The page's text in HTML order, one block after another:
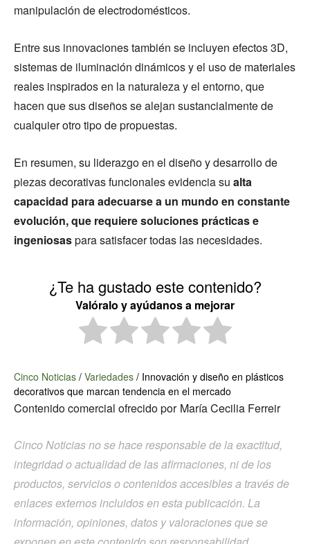
manipulación de electrodomésticos.
Entre sus innovaciones también se incluyen efectos 3D,
sistemas de iluminación dinámicos y el uso de materiales
reales inspirados en la naturaleza y el entorno, que
hacen que sus diseños se alejan sustancialmente de
cualquier otro tipo de propuestas.
En resumen, su liderazgo en el diseño y desarrollo de
piezas decorativas funcionales evidencia su alta
capacidad para adecuarse a un mundo en constante
evolución, que requiere soluciones prácticas e
ingeniosaspara satisfacer todas las necesidades.
¿Te ha gustado este contenido?
Valóralo y ayúdanos a mejorar
Cinco Noticias / Variedades / Innovación y diseño en plásticos
decorativos que marcan tendencia en el mercado
Contenido comercial ofrecido por María Cecilia Ferreir
Cinco Noticias no se hace responsable de la exactitud,
integridad o actualidad de las afirmaciones, ni de los
productos, servicios o contenidos accesibles a través de
enlaces externos incluidos en esta publicación. La
información, opiniones, datos y valoraciones que se